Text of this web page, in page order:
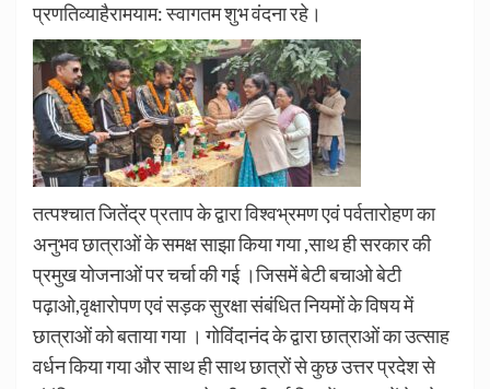
प्रणतिव्याहैरामयाम: स्वागतम शुभ वंदना रहे।
तत्पश्चात जितेंद्र प्रताप के द्वारा विश्वभ्रमण एवं पर्वतारोहण का
अनुभव छात्राओं के समक्ष साझा किया गया ,साथ ही सरकार की
प्रमुख योजनाओं पर चर्चा की गई ।जिसमें बेटी बचाओ बेटी
पढ़ाओ,वृक्षारोपण एवं सड़क सुरक्षा संबंधित नियमों के विषय में
छात्राओं को बताया गया । गोविंदानंद के द्वारा छात्राओं का उत्साह
वर्धन किया गया और साथ ही साथ छात्रों से कुछ उत्तर प्रदेश से